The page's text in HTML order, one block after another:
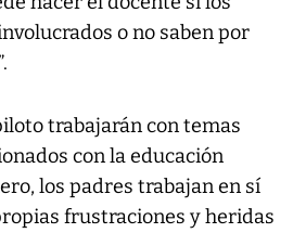
o no saben por
trabajarán con temas
con la educación
los padres trabajan en sí
frustraciones y heridas